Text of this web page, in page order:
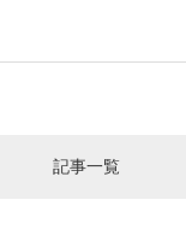
記事一覧